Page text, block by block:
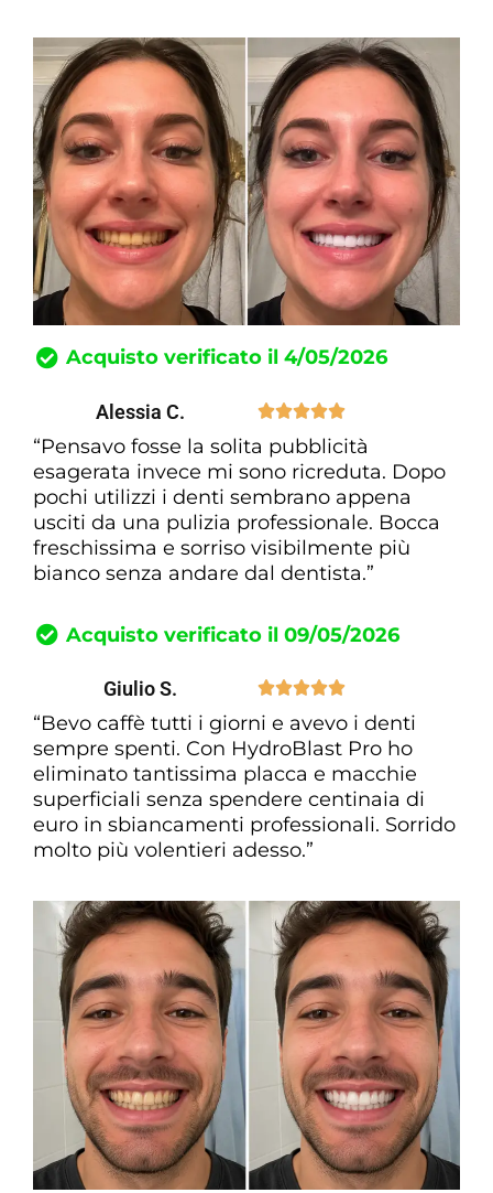
Acquisto verificato il 4/05/2026
Alessia C. 
“Pensavo fosse la solita pubblicità
esagerata invece mi sono ricreduta. Dopo
pochi utilizzi i denti sembrano appena
usciti da una pulizia professionale. Bocca
freschissima e sorriso visibilmente più
bianco senza andare dal dentista.”
Acquisto verificato il 09/05/2026
Giulio S. 
“Bevo caffè tutti i giorni e avevo i denti
sempre spenti. Con HydroBlast Pro ho
eliminato tantissima placca e macchie
superficiali senza spendere centinaia di
euro in sbiancamenti professionali. Sorrido
molto più volentieri adesso.”